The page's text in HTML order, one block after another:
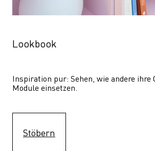
Lookbook
Inspiration pur: Sehen, wie andere ihre
Module einsetzen.
Stöbern